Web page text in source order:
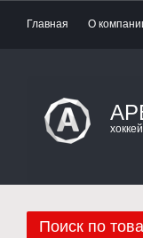
Главная О
Поиск по